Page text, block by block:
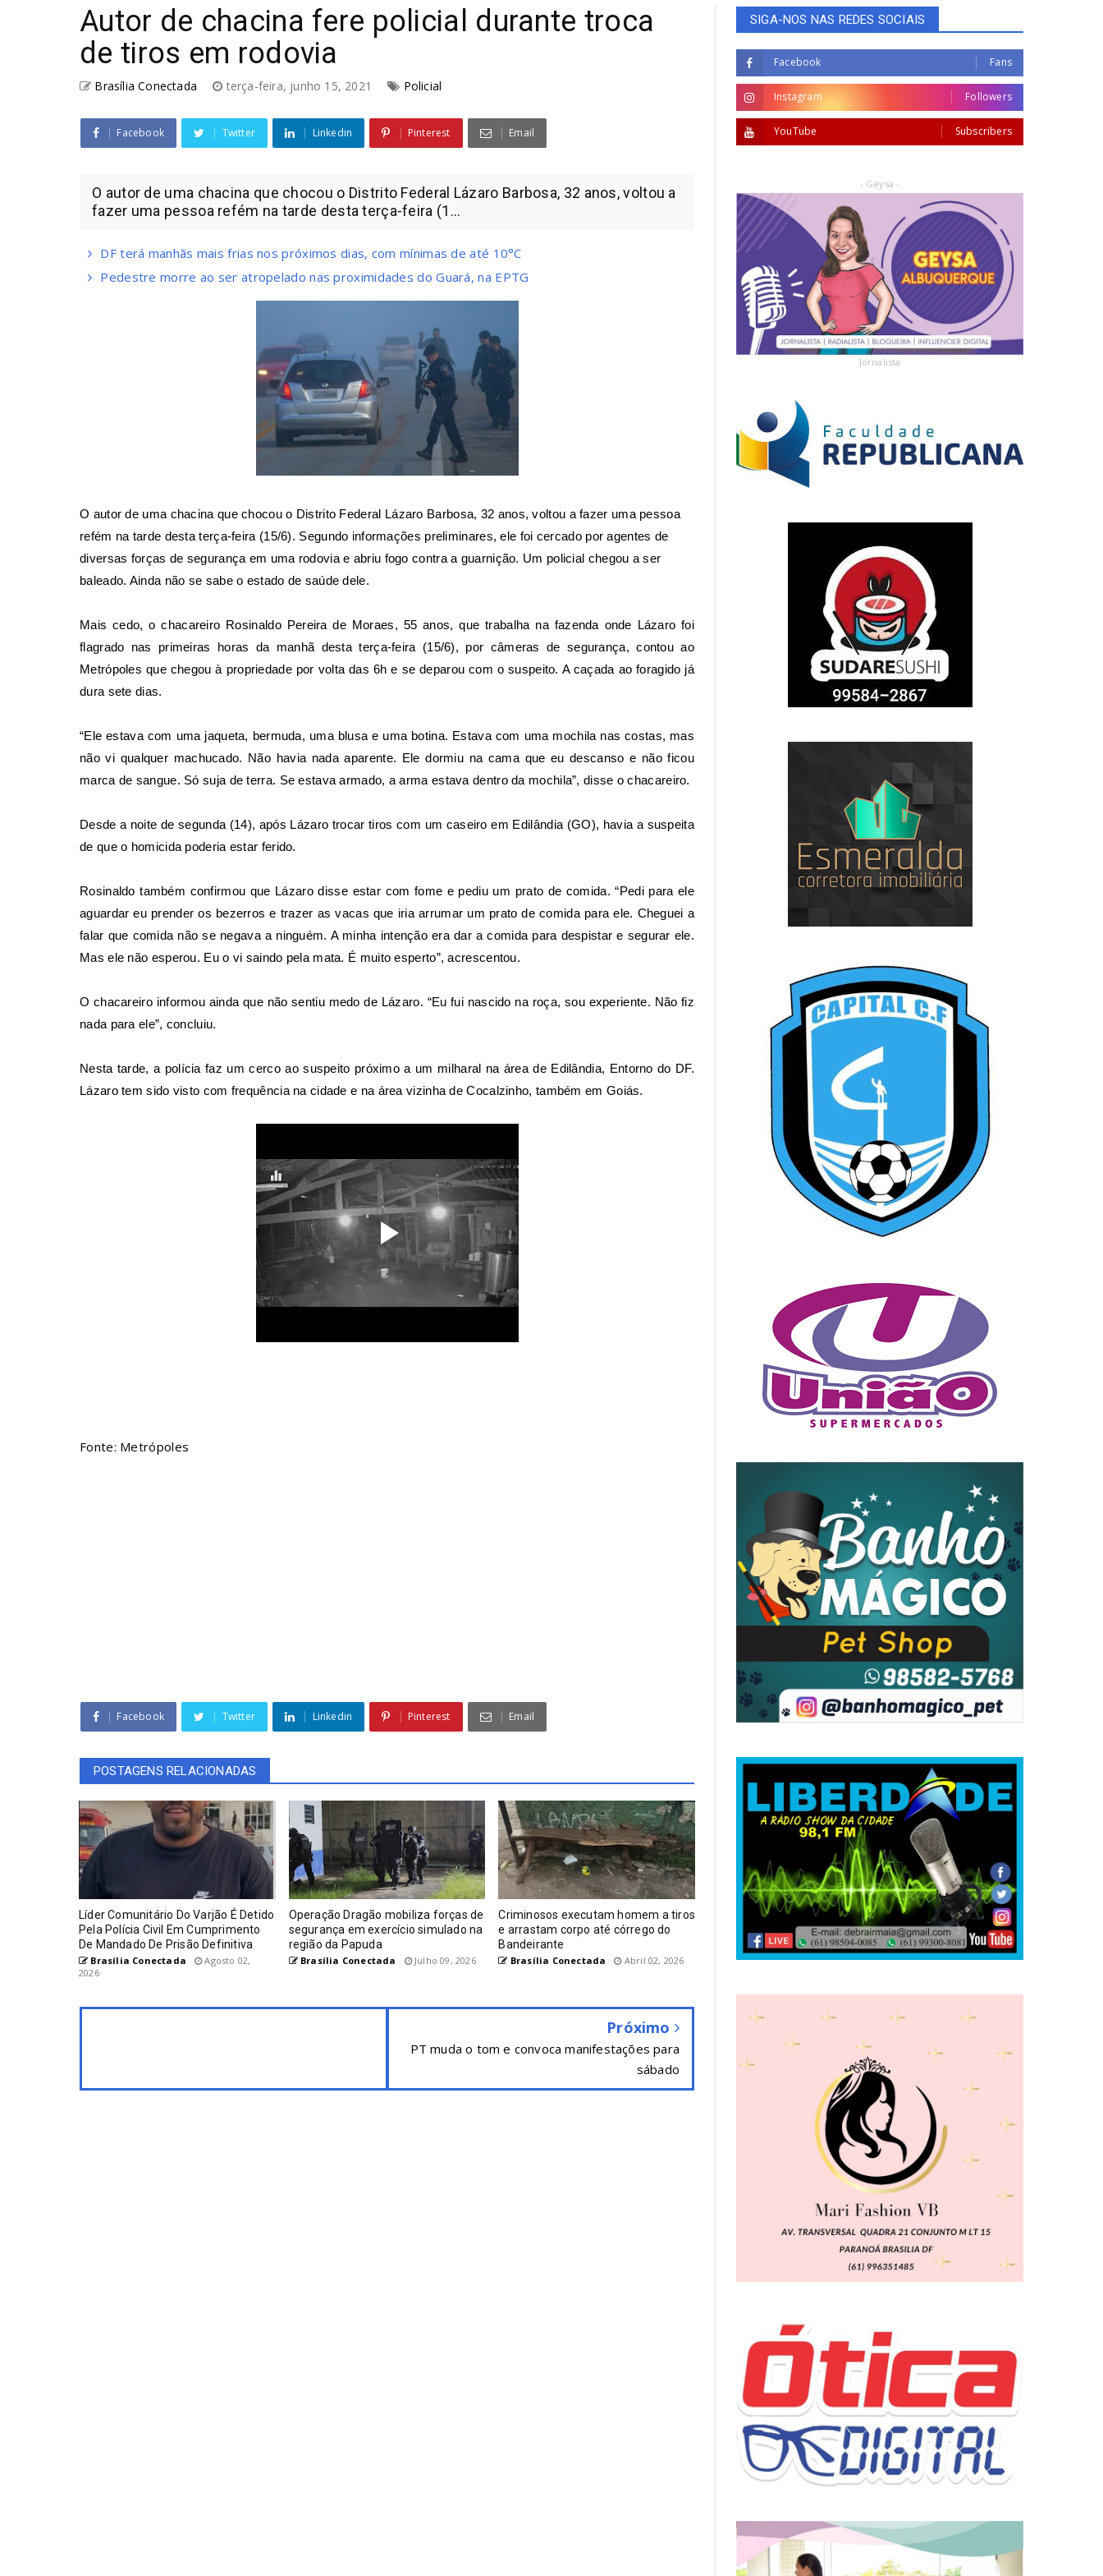
Autor de chacina fere policial durante troca
de tiros em rodovia
Brasília Conectada terça-feira, junho 15, 2021 Policial
Facebook Twitter Linkedin Pinterest Email
O autor de uma chacina que chocou o Distrito Federal Lázaro Barbosa, 32 anos, voltou a
fazer uma pessoa refém na tarde desta terça-feira (1...
DF terá manhãs mais frias nos próximos dias, com mínimas de até 10°C
Pedestre morre ao ser atropelado nas proximidades do Guará, na EPTG
O autor de uma chacina que chocou o Distrito Federal Lázaro Barbosa, 32 anos, voltou a fazer uma pessoa
refém na tarde desta terça-feira (15/6). Segundo informações preliminares, ele foi cercado por agentes de
diversas forças de segurança em uma rodovia e abriu fogo contra a guarnição. Um policial chegou a ser
baleado. Ainda não se sabe o estado de saúde dele.
Mais cedo, o chacareiro Rosinaldo Pereira de Moraes, 55 anos, que trabalha na fazenda onde Lázaro foi
flagrado nas primeiras horas da manhã desta terça-feira (15/6), por câmeras de segurança, contou ao
Metrópoles que chegou à propriedade por volta das 6h e se deparou com o suspeito. A caçada ao foragido já
dura sete dias.
“Ele estava com uma jaqueta, bermuda, uma blusa e uma botina. Estava com uma mochila nas costas, mas
não vi qualquer machucado. Não havia nada aparente. Ele dormiu na cama que eu descanso e não ficou
marca de sangue. Só suja de terra. Se estava armado, a arma estava dentro da mochila”, disse o chacareiro.
Desde a noite de segunda (14), após Lázaro trocar tiros com um caseiro em Edilândia (GO), havia a suspeita
de que o homicida poderia estar ferido.
Rosinaldo também confirmou que Lázaro disse estar com fome e pediu um prato de comida. “Pedi para ele
aguardar eu prender os bezerros e trazer as vacas que iria arrumar um prato de comida para ele. Cheguei a
falar que comida não se negava a ninguém. A minha intenção era dar a comida para despistar e segurar ele.
Mas ele não esperou. Eu o vi saindo pela mata. É muito esperto”, acrescentou.
O chacareiro informou ainda que não sentiu medo de Lázaro. “Eu fui nascido na roça, sou experiente. Não fiz
nada para ele”, concluiu.
Nesta tarde, a polícia faz um cerco ao suspeito próximo a um milharal na área de Edilândia, Entorno do DF.
Lázaro tem sido visto com frequência na cidade e na área vizinha de Cocalzinho, também em Goiás.
Fonte: Metrópoles
Facebook Twitter Linkedin Pinterest Email
POSTAGENS RELACIONADAS
Líder Comunitário Do Varjão É Detido
Pela Polícia Civil Em Cumprimento
De Mandado De Prisão Definitiva
Brasília Conectada
Agosto 02,
2026
Operação Dragão mobiliza forças de
segurança em exercício simulado na
região da Papuda
Brasília Conectada Julho 09, 2026
Criminosos executam homem a tiros
e arrastam corpo até córrego do
Bandeirante
Brasília Conectada Abril 02, 2026
Próximo
PT muda o tom e convoca manifestações para
sábado
SIGA-NOS NAS REDES SOCIAIS
Facebook Fans
Instagram Followers
YouTube Subscribers
- Geysa -
Jornalista